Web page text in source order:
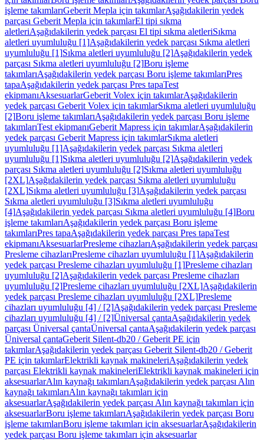
işleme takımlarıGeberit Mepla için takımlarAşağıdakilerin yedek
parçası Geberit Mepla için takımlarEl tipi sıkma
aletleriAşağıdakilerin yedek parçası El tipi sıkma aletleriSıkma
aletleri uyumluluğu [1]Aşağıdakilerin yedek parçası Sıkma aletleri
uyumluluğu [1]Sıkma aletleri uyumluluğu [2]Aşağıdakilerin yedek
parçası Sıkma aletleri uyumluluğu [2]Boru işleme
takımlarıAşağıdakilerin yedek parçası Boru işleme takımlarıPres
tapaAşağıdakilerin yedek parçası Pres tapaTest
ekipmanıAksesuarlarGeberit Volex için takımlarAşağıdakilerin
yedek parçası Geberit Volex için takımlarSıkma aletleri uyumluluğu
[2]Boru işleme takımlarıAşağıdakilerin yedek parçası Boru işleme
takımlarıTest ekipmanıGeberit Mapress için takımlarAşağıdakilerin
yedek parçası Geberit Mapress için takımlarSıkma aletleri
uyumluluğu [1]Aşağıdakilerin yedek parçası Sıkma aletleri
uyumluluğu [1]Sıkma aletleri uyumluluğu [2]Aşağıdakilerin yedek
parçası Sıkma aletleri uyumluluğu [2]Sıkma aletleri uyumluluğu
[2XL]Aşağıdakilerin yedek parçası Sıkma aletleri uyumluluğu
[2XL]Sıkma aletleri uyumluluğu [3]Aşağıdakilerin yedek parçası
Sıkma aletleri uyumluluğu [3]Sıkma aletleri uyumluluğu
[4]Aşağıdakilerin yedek parçası Sıkma aletleri uyumluluğu [4]Boru
işleme takımlarıAşağıdakilerin yedek parçası Boru işleme
takımlarıPres tapaAşağıdakilerin yedek parçası Pres tapaTest
ekipmanıAksesuarlarPresleme cihazlarıAşağıdakilerin yedek parçası
Presleme cihazlarıPresleme cihazları uyumluluğu [1]Aşağıdakilerin
yedek parçası Presleme cihazları uyumluluğu [1]Presleme cihazları
uyumluluğu [2]Aşağıdakilerin yedek parçası Presleme cihazları
uyumluluğu [2]Presleme cihazları uyumluluğu [2XL]Aşağıdakilerin
yedek parçası Presleme cihazları uyumluluğu [2XL]Presleme
cihazları uyumluluğu [4] / [2]Aşağıdakilerin yedek parçası Presleme
cihazları uyumluluğu [4] / [2]Üniversal çantaAşağıdakilerin yedek
parçası Üniversal çantaÜniversal çantaAşağıdakilerin yedek parçası
Üniversal çantaGeberit Silent-db20 / Geberit PE için
takımlarAşağıdakilerin yedek parçası Geberit Silent-db20 / Geberit
PE için takımlarElektrikli kaynak makineleriAşağıdakilerin yedek
parçası Elektrikli kaynak makineleriElektrikli kaynak makineleri için
aksesuarlarAlın kaynağı takımlarıAşağıdakilerin yedek parçası Alın
kaynağı takımlarıAlın kaynağı takımları için
aksesuarlarAşağıdakilerin yedek parçası Alın kaynağı takımları için
aksesuarlarBoru işleme takımlarıAşağıdakilerin yedek parçası Boru
işleme takımlarıBoru işleme takımları için aksesuarlarAşağıdakilerin
yedek parçası Boru işleme takımları için aksesuarlar